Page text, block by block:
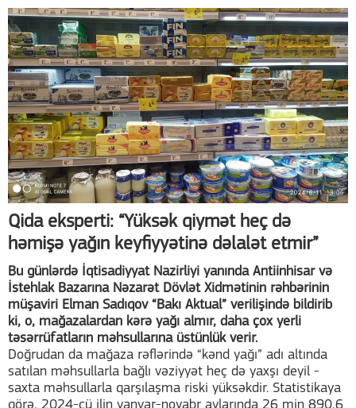
Qida eksperti: “Yüksək qiymət heç də
həmişə yağın keyfiyyətinə dəlalət etmir”
Bu günlərdə İqtisadiyyat Nazirliyi yanında Antiinhisar və
İstehlak Bazarına Nəzarət Dövlət Xidmətinin rəhbərinin
müşaviri Elman Sadıqov “Bakı Aktual” verilişində bildirib
ki, o, mağazalardan kərə yağı almır, daha çox yerli
təsərrüfatların məhsullarına üstünlük verir.
Doğrudan da mağaza rəflərində “kənd yağı” adı altında
satılan məhsullarla bağlı vəziyyət heç də yaxşı deyil -
saxta məhsullarla qarşılaşma riski yüksəkdir. Statistikaya
görə, 2024-cü ilin yanvar-noyabr aylarında 26 min 890,6